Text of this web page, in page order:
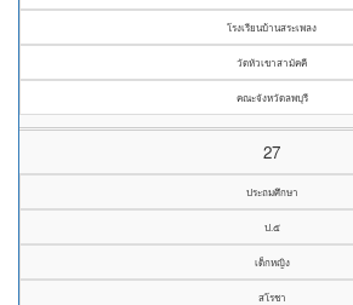
โรงเรียนบ้านสระเพลง
วัดหัวเขาสามัคคี
คณะจังหวัดลพบุรี
27
ประถมศึกษา
ป.๕
เด็กหญิง
สโรชา